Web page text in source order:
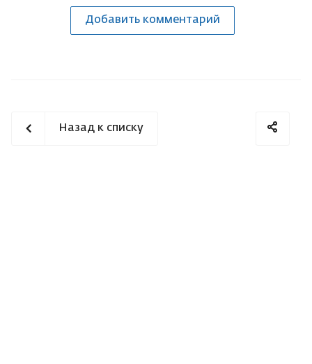
Добавить комментарий
Назад к списку